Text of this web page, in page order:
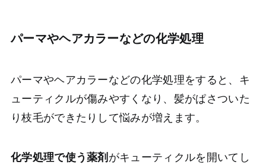
パーマやヘアカラーなどの化学処理
パーマやヘアカラーなどの化学処理をすると、キ
ューティクルが傷みやすくなり、髪がぱさついた
り枝毛ができたりして悩みが増えます。
化学処理で使う薬剤 がキューティクルを開いてし